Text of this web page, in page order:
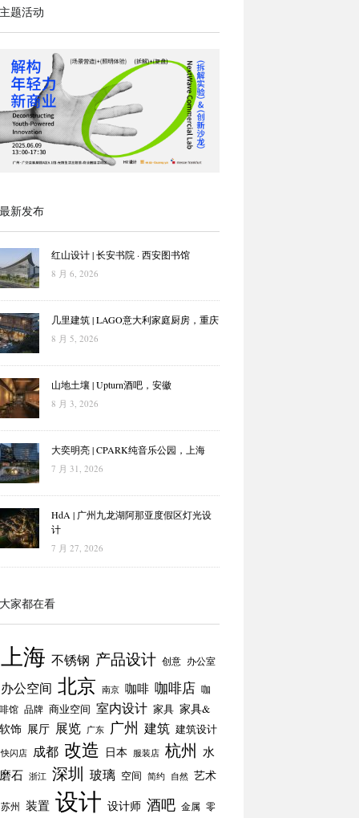
题活动
新发布
红山设计 | 长安书院 · 西安图书馆
8 月 6, 2026
几里建筑 | LAGO意大利家庭厨房，重庆
8 月 5, 2026
山地土壤 | Upturn酒吧，安徽
8 月 3, 2026
大奕明亮 | CPARK纯音乐公园，上海
7 月 31, 2026
HdA | 广州九龙湖阿那亚度假区灯光设
计
7 月 27, 2026
家都在看
上海 不锈钢 产品设计 创意 办公室
办公空间 北京 南京 咖啡 咖啡店 咖
馆 品牌 商业空间 室内设计 家具 家具&
饰 展厅 展览 广东 广州 建筑 建筑设计
快闪店 成都 改造 日本 服装店 杭州 水
石 浙江 深圳 玻璃 空间 简约 自然 艺术
苏州 装置 设计 设计师 酒吧 金属 零